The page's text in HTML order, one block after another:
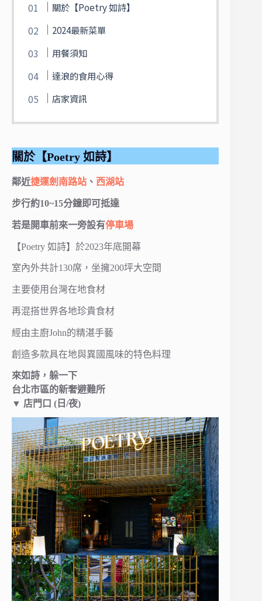
關於【Poetry 如詩】
2024最新菜單
用餐須知
達浪的食用心得
店家資訊
關於【Poetry 如詩】
鄰近捷運劍南路站 、 西湖站
步行約10~15分鐘即可抵達
若是開車前來一旁設有停車場
【Poetry 如詩】於2023年底開幕
室內外共計130席，坐擁200坪大空間
主要使用台灣在地食材
再混搭世界各地珍貴食材
經由主廚John的精湛手藝
創造多款具在地與異國風味的特色料理
來如詩，躲一下
台北市區的新奢避難所
▼ 店門口 (日/夜)